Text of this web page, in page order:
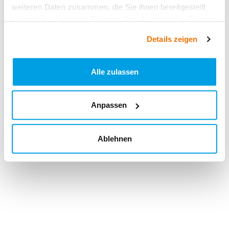
weiteren Daten zusammen, die Sie ihnen bereitgestellt
Details zeigen
Alle zulassen
Anpassen
Ablehnen